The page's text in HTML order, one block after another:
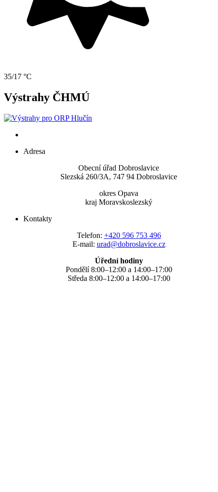
35/17 °C
Výstrahy ČHMÚ
Adresa
Obecní úřad Dobroslavice
Slezská 260/3A, 747 94 Dobroslavice
okres Opava
kraj Moravskoslezský
Kontakty
Telefon: +420 596 753 496
E-mail: urad@dobroslavice.cz
Úřední hodiny
Pondělí 8:00–12:00 a 14:00–17:00
Středa 8:00–12:00 a 14:00–17:00